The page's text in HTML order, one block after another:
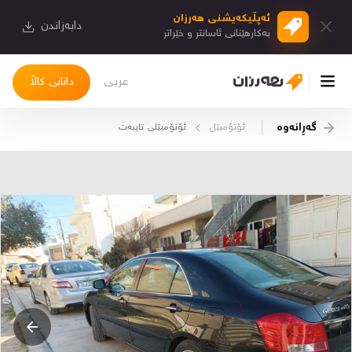
ئەپڵیكەیشنی هەرزان
بەكارهێنانی ئاسانتر و خێراتر دابەزاندن
دانانی کاڵا عربی
کاڵاکانم
دیاریکراوەکانم
دوا بینراوەکان
چات
گەڕانەوە ئۆتۆمبێل ئۆتۆمبێلی تایبه‌ت